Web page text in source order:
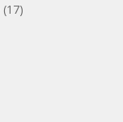
(17)